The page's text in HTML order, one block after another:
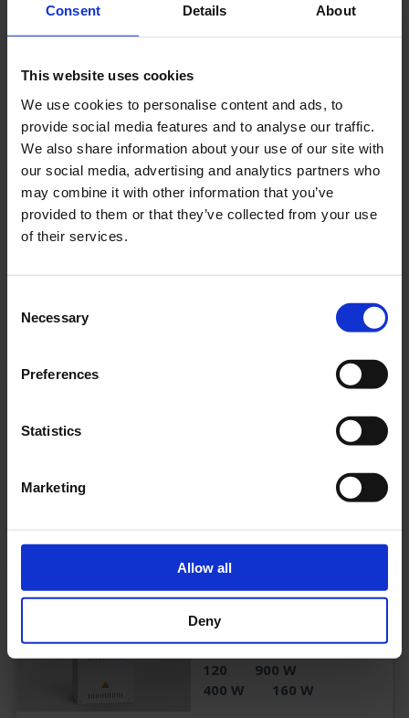
Consent Details About
This website uses cookies
We use cookies to personalise content and ads, to
provide social media features and to analyse our traffic.
We also share information about your use of our site with
our social media, advertising and analytics partners who
may combine it with other information that you’ve
provided to them or that they’ve collected from your use
of their services.
Selection
Necessary
Preferences
Statistics
Marketing
Allow all
Deny
MI102
400 W
160 W
4
MI106
MI106 6 STK.
6
120
900 W
400 W
160 W